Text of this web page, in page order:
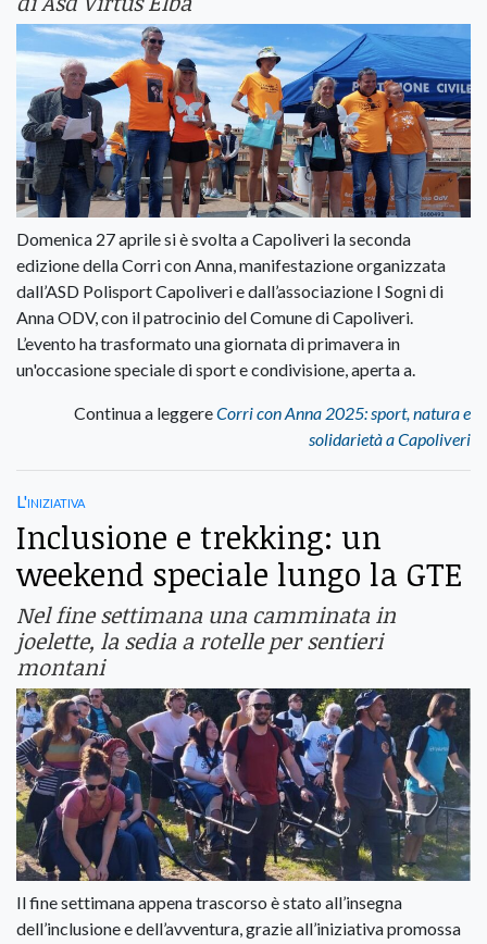
Domenica 27 aprile si è svolta a Capoliveri la seconda
edizione della Corri con Anna, manifestazione organizzata
dall’ASD Polisport Capoliveri e dall’associazione I Sogni di
Anna ODV, con il patrocinio del Comune di Capoliveri.
L’evento ha trasformato una giornata di primavera in
un'occasione speciale di sport e condivisione, aperta a.
Continua a leggereCorri con Anna 2025: sport, natura e
solidarietà a Capoliveri
L'iniziativa
Inclusione e trekking: un
weekend speciale lungo la GTE
Nel fine settimana una camminata in
joelette, la sedia a rotelle per sentieri
montani
Il fine settimana appena trascorso è stato all’insegna
dell’inclusione e dell’avventura, grazie all’iniziativa promossa